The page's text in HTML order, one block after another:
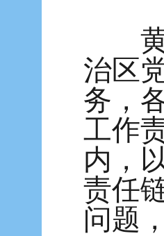
黄
治区
务，
工作
内，
责任
问题